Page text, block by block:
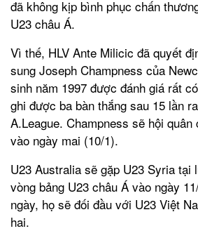
đã không kịp bình phục chấn
U23 châu Á.
Vì thế, HLV Ante Milicic đã quyết
sung Joseph Champness của
sinh năm 1997 được đánh giá rất
ghi được ba bàn thắng sau 15 lần
A.League. Champness sẽ hội quân
vào ngày mai (10/1).
U23 Australia sẽ gặp U23 Syria tại
vòng bảng U23 châu Á vào ngày
ngày, họ sẽ đối đầu với U23 Việt
hai.